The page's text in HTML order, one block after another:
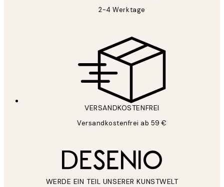
2-4 Werktage
VERSANDKOSTENFREI
Versandkostenfrei ab 59 €
WERDE EIN TEIL UNSERER KUNSTWELT